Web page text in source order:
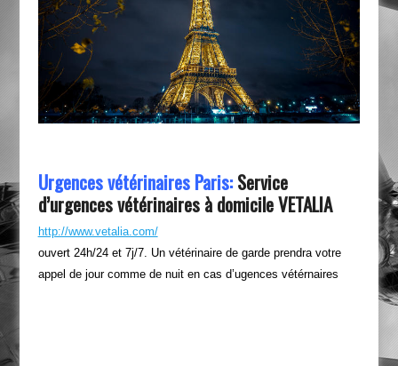
Urgences vétérinaires Paris:Service
d’urgences vétérinaires à domicile VETALIA
http://www.vetalia.com/
ouvert 24h/24 et 7j/7. Un vétérinaire de garde prendra votre
appel de jour comme de nuit en cas d’ugences vétérnaires